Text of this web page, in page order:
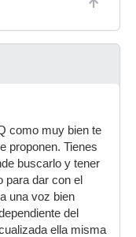
como muy bien te
proponen. Tienes
buscarlo y tener
para dar con el
una voz bien
del
ella misma